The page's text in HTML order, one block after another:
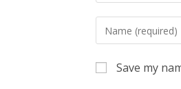
Enter
your
name
or
Save my